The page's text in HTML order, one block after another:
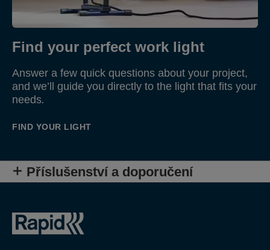
Find your perfect work light
Answer a few quick questions about your project,
and we’ll guide you directly to the light that fits your
needs.
FIND YOUR LIGHT
Příslušenství a doporučení